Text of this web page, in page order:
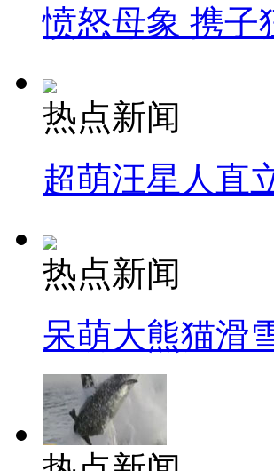
愤怒母象 携子
热点新闻
超萌汪星人直
热点新闻
呆萌大熊猫滑